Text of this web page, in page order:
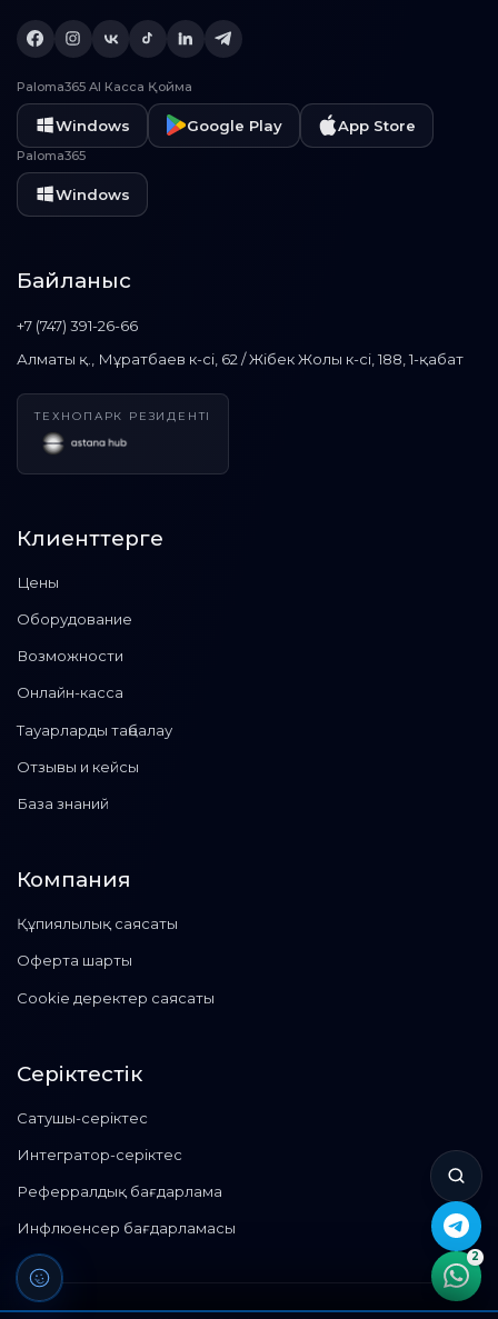
2
Paloma365 AI Касса Қойма
Windows Google Play App Store
Paloma365
Windows
Байланыс
+7 (747) 391-26-66
Алматы қ., Мұратбаев к-сі, 62 / Жібек Жолы к-сі, 188, 1-қабат
ТЕХНОПАРК РЕЗИДЕНТІ
Клиенттерге
Цены
Оборудование
Возможности
Онлайн-касса
Тауарларды таңбалау
Отзывы и кейсы
База знаний
Компания
Құпиялылық саясаты
Оферта шарты
Cookie деректер саясаты
Серіктестік
Сатушы-серіктес
Интегратор-серіктес
Реферралдық бағдарлама
Инфлюенсер бағдарламасы